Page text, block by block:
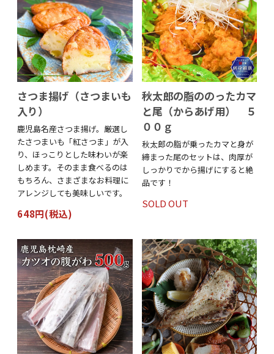
さつま揚げ（さつまいも
入り）
鹿児島名産さつま揚げ。厳選し
たさつまいも「紅さつま」が入
り、ほっこりとした味わいが楽
しめます。そのまま食べるのは
もちろん、さまざまなお料理に
アレンジしても美味しいです。
648円(税込)
秋太郎の脂ののったカマ
と尾（からあげ用） ５
００ｇ
秋太郎の脂が乗ったカマと身が
締まった尾のセットは、肉厚が
しっかりでから揚げにすると絶
品です！
SOLD OUT